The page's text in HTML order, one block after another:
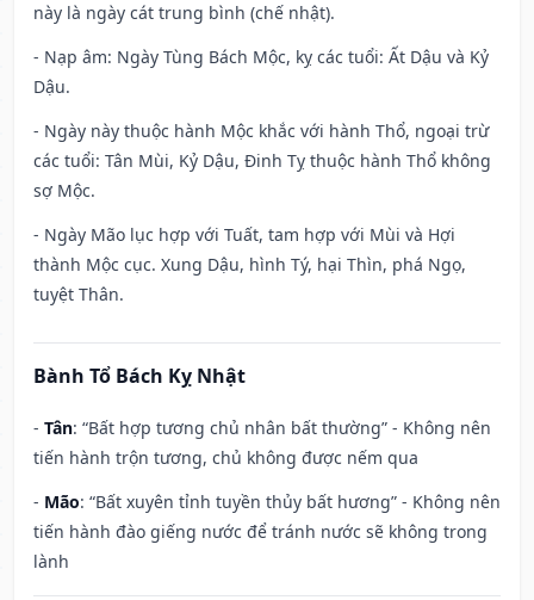
này là ngày cát trung bình (chế nhật).
- Nạp âm: Ngày Tùng Bách Mộc, kỵ các tuổi: Ất Dậu và Kỷ
Dậu.
- Ngày này thuộc hành Mộc khắc với hành Thổ, ngoại trừ
các tuổi: Tân Mùi, Kỷ Dậu, Đinh Tỵ thuộc hành Thổ không
sợ Mộc.
- Ngày Mão lục hợp với Tuất, tam hợp với Mùi và Hợi
thành Mộc cục. Xung Dậu, hình Tý, hại Thìn, phá Ngọ,
tuyệt Thân.
Bành Tổ Bách Kỵ Nhật
- Tân: “Bất hợp tương chủ nhân bất thường” - Không nên
tiến hành trộn tương, chủ không được nếm qua
- Mão: “Bất xuyên tỉnh tuyền thủy bất hương” - Không nên
tiến hành đào giếng nước để tránh nước sẽ không trong
lành